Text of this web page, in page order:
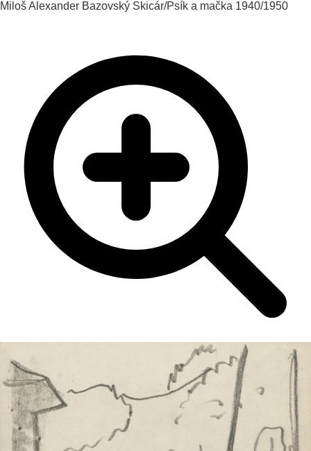
Miloš Alexander Bazovský Skicár/Psík a mačka 1940/1950